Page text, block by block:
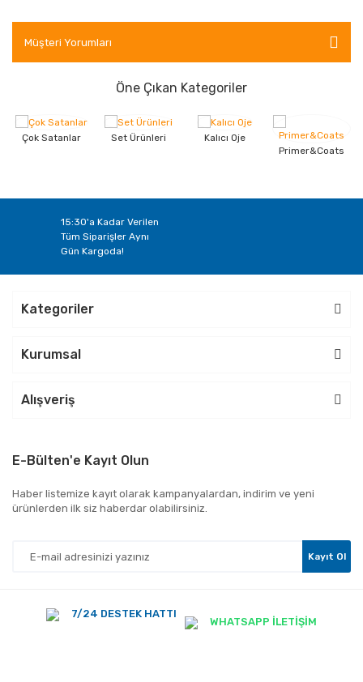
Müşteri Yorumları
Öne Çıkan Kategoriler
Çok Satanlar Set Ürünleri
Kalıcı Oje
Primer&Coats
15:30'a Kadar Verilen
Tüm Siparişler Aynı
Gün Kargoda!
Kategoriler
Kurumsal
Alışveriş
E-Bülten'e Kayıt Olun
Haber listemize kayıt olarak kampanyalardan, indirim ve yeni
ürünlerden ilk siz haberdar olabilirsiniz.
Kayıt Ol
7/24 DESTEK HATTI
WHATSAPP İLETİŞİM